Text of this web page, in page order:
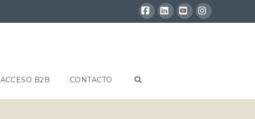
Facebook
LinkedInYouTubeInstagram
ACCESO B2B CONTACTO